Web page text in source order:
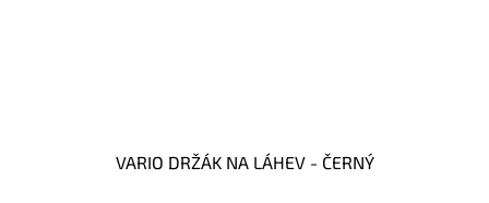
VARIO DRŽÁK NA LÁHEV - ČERNÝ